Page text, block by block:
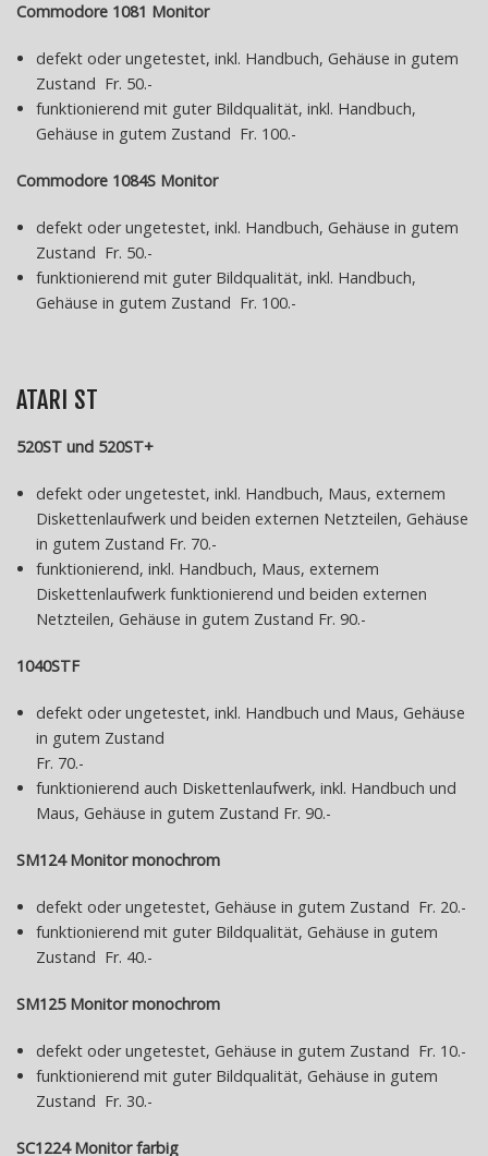
Commodore 1081 Monitor
defekt oder ungetestet, inkl. Handbuch, Gehäuse in gutem
Zustand Fr. 50.-
funktionierend mit guter Bildqualität, inkl. Handbuch,
Gehäuse in gutem Zustand Fr. 100.-
Commodore 1084S Monitor
defekt oder ungetestet, inkl. Handbuch, Gehäuse in gutem
Zustand Fr. 50.-
funktionierend mit guter Bildqualität, inkl. Handbuch,
Gehäuse in gutem Zustand Fr. 100.-
ATARI ST
520ST und 520ST+
defekt oder ungetestet, inkl. Handbuch, Maus, externem
Diskettenlaufwerk und beiden externen Netzteilen, Gehäuse
in gutem Zustand Fr. 70.-
funktionierend, inkl. Handbuch, Maus, externem
Diskettenlaufwerk funktionierend und beiden externen
Netzteilen, Gehäuse in gutem Zustand Fr. 90.-
1040STF
defekt oder ungetestet, inkl. Handbuch und Maus, Gehäuse
in gutem Zustand
Fr. 70.-
funktionierend auch Diskettenlaufwerk, inkl. Handbuch und
Maus, Gehäuse in gutem Zustand Fr. 90.-
SM124 Monitor monochrom
defekt oder ungetestet, Gehäuse in gutem Zustand Fr. 20.-
funktionierend mit guter Bildqualität, Gehäuse in gutem
Zustand Fr. 40.-
SM125 Monitor monochrom
defekt oder ungetestet, Gehäuse in gutem Zustand Fr. 10.-
funktionierend mit guter Bildqualität, Gehäuse in gutem
Zustand Fr. 30.-
SC1224 Monitor farbig